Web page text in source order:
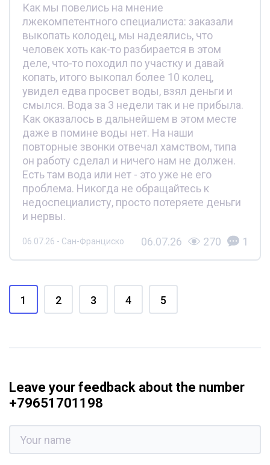
Как мы повелись на мнение
лжекомпетентного специалиста: заказали
выкопать колодец, мы надеялись, что
человек хоть как-то разбирается в этом
деле, что-то походил по участку и давай
копать, итого выкопал более 10 колец,
увидел едва просвет воды, взял деньги и
смылся. Вода за 3 недели так и не прибыла.
Как оказалось в дальнейшем в этом месте
даже в помине воды нет. На наши
повторные звонки отвечал хамством, типа
он работу сделал и ничего нам не должен.
Есть там вода или нет - это уже не его
проблема. Никогда не обращайтесь к
недоспециалисту, просто потеряете деньги
и нервы.
06.07.26 - Сан-Франциско 06.07.26 270 1
1 2 3 4 5
Leave your feedback about the number
+79651701198